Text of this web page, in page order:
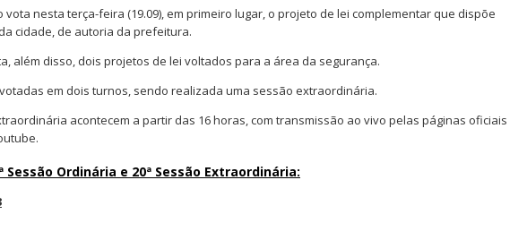
vota nesta terça-feira (19.09), em primeiro lugar, o projeto de lei complementar que dispõe
cidade, de autoria da prefeitura.
além disso, dois projetos de lei voltados para a área da segurança.
em dois turnos, sendo realizada uma sessão extraordinária.
acontecem a partir das 16 horas, com transmissão ao vivo pelas páginas oficiais
Sessão Ordinária e 20ª Sessão Extraordinária: